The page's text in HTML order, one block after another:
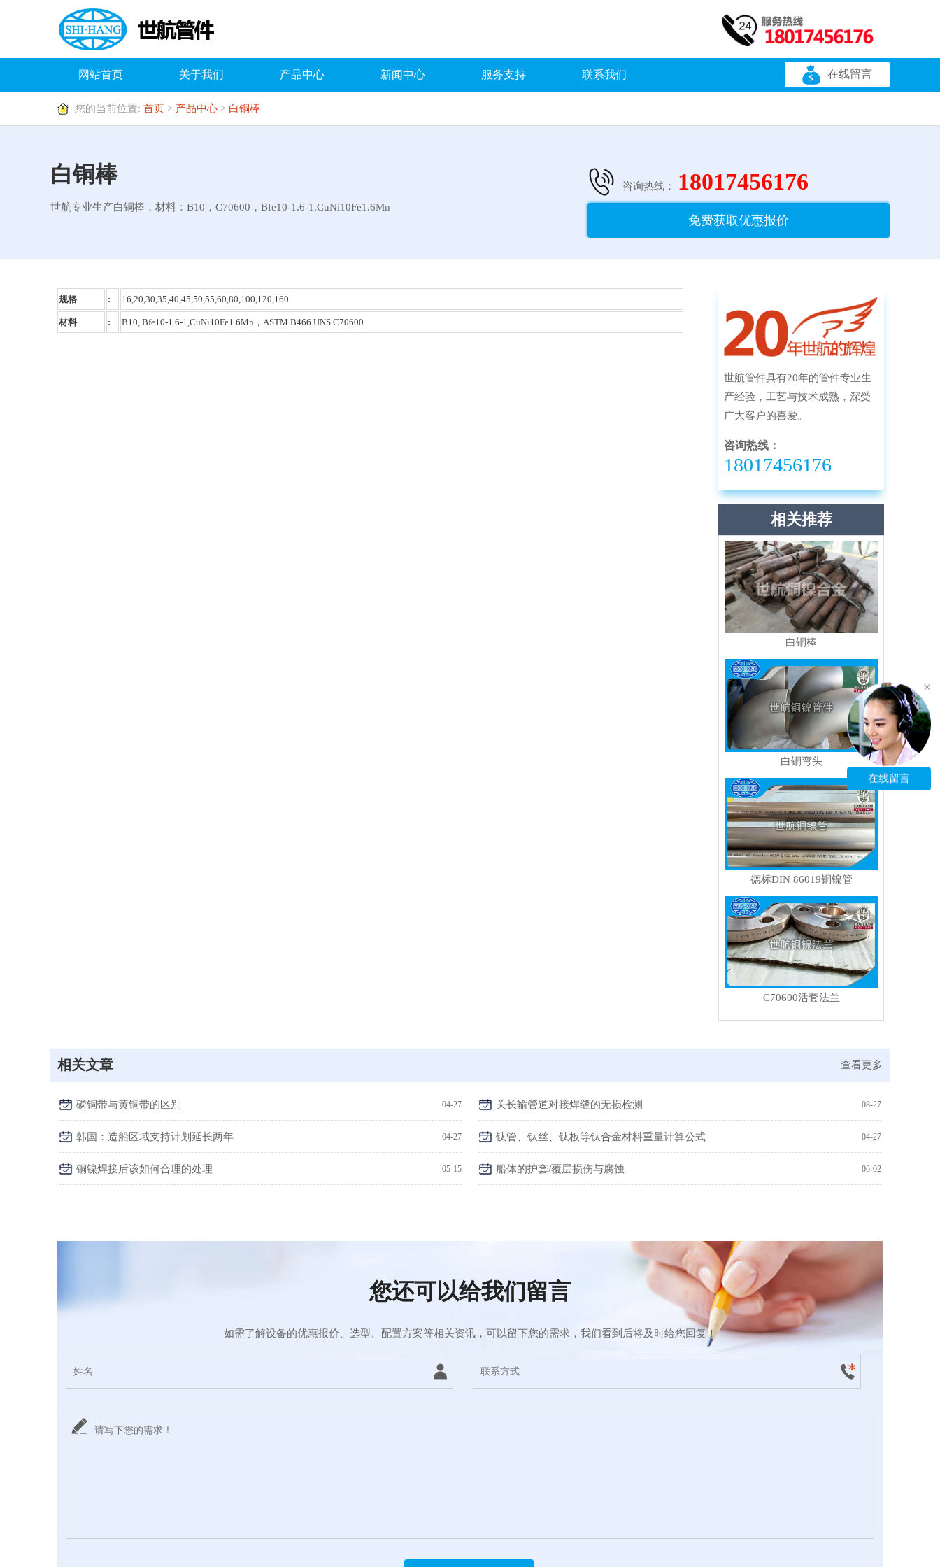
网站首页 关于我们 产品中心 新闻中心 服务支持 联系我们 在线留言
您的当前位置: 首页 > 产品中心 > 白铜棒
白铜棒
世航专业生产白铜棒，材料：B10，C70600，Bfe10-1.6-1,CuNi10Fe1.6Mn
咨询热线： 18017456176
免费获取优惠报价
规格 : 16,20,30,35,40,45,50,55,60,80,100,120,160
材料 : B10, Bfe10-1.6-1,CuNi10Fe1.6Mn，ASTM B466 UNS C70600
世航管件具有20年的管件专业生
产经验，工艺与技术成熟，深受
广大客户的喜爱。
咨询热线：
18017456176
相关推荐
白铜棒
白铜弯头
德标DIN 86019铜镍管
C70600活套法兰
相关文章 查看更多
磷铜带与黄铜带的区别 04-27 关长输管道对接焊缝的无损检测 08-27
韩国：造船区域支持计划延长两年 04-27 钛管、钛丝、钛板等钛合金材料重量计算公式 04-27
铜镍焊接后该如何合理的处理 05-15 船体的护套/覆层损伤与腐蚀 06-02
您还可以给我们留言
如需了解设备的优惠报价、选型、配置方案等相关资讯，可以留下您的需求，我们看到后将及时给您回复！
在线留言